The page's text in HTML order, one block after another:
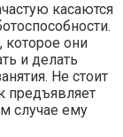
касаются
которое они
и делать
Не стоит
предъявляет
случае ему